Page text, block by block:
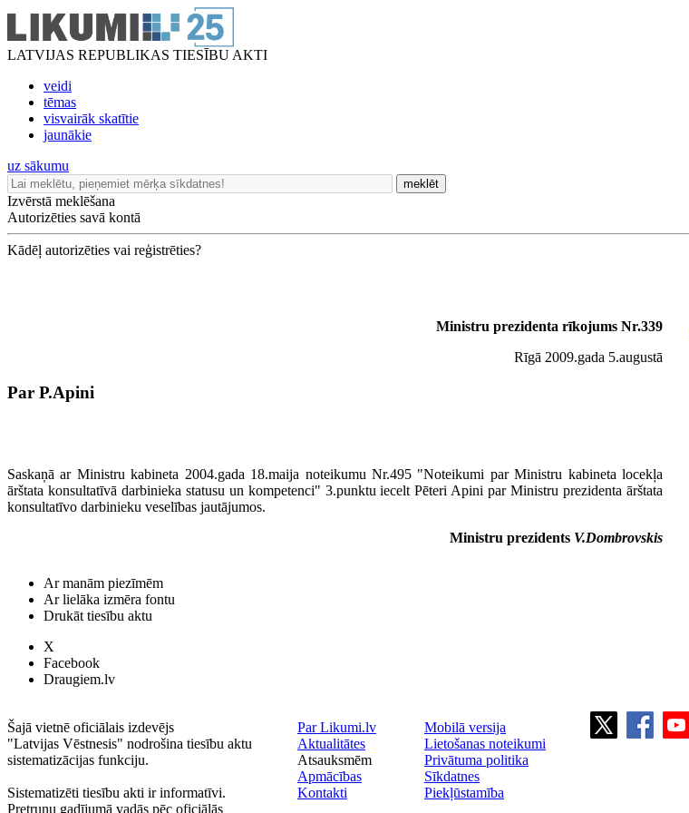
LATVIJAS REPUBLIKAS TIESĪBU AKTI
veidi
tēmas
visvairāk skatītie
jaunākie
uz sākumu
meklēt
Izvērstā meklēšana
Autorizēties savā kontā
Kādēļ autorizēties vai reģistrēties?
Ministru prezidenta rīkojums Nr.339
Rīgā 2009.gada 5.augustā
Par P.Apini
Saskaņā ar Ministru kabineta 2004.gada 18.maija noteikumu Nr.495 "Noteikumi par Ministru kabineta locekļa
ārštata konsultatīvā darbinieka statusu un kompetenci" 3.punktu iecelt Pēteri Apini par Ministru prezidenta ārštata
konsultatīvo darbinieku veselības jautājumos.
Ministru prezidents V.Dombrovskis
Ar manām piezīmēm
Ar lielāka izmēra fontu
Drukāt tiesību aktu
X
Facebook
Draugiem.lv
Šajā vietnē oficiālais izdevējs
"Latvijas Vēstnesis" nodrošina tiesību aktu
sistematizācijas funkciju.
Sistematizēti tiesību akti ir informatīvi.
Pretrunu gadījumā vadās pēc oficiālās
Par Likumi.lv
Aktualitātes
Atsauksmēm
Apmācības
Kontakti
Mobilā versija
Lietošanas noteikumi
Privātuma politika
Sīkdatnes
Piekļūstamība